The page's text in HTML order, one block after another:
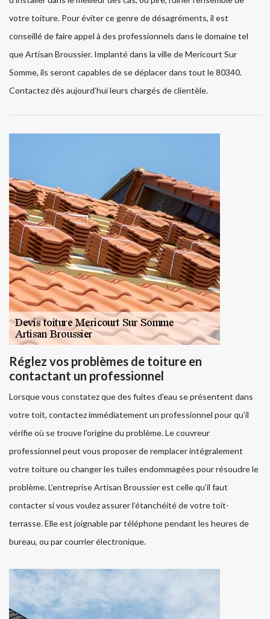
votre toiture. Pour éviter ce genre de désagréments, il est
conseillé de faire appel à des professionnels dans le domaine tel
que Artisan Broussier. Implanté dans la ville de Mericourt Sur
Somme, ils seront capables de se déplacer dans tout le 80340.
Contactez dès aujourd’hui leurs chargés de clientèle.
Réglez vos problèmes de toiture en
contactant un professionnel
Lorsque vous constatez que des fuites d’eau se présentent dans
votre toit, contactez immédiatement un professionnel pour qu’il
vérifie où se trouve l’origine du problème. Le couvreur
professionnel peut vous proposer de remplacer intégralement
votre toiture ou changer les tuiles endommagées pour résoudre le
problème. L’entreprise Artisan Broussier est celle qu’il faut
contacter si vous voulez assurer l’étanchéité de votre toit-
terrasse. Elle est joignable par téléphone pendant les heures de
bureau, ou par courrier électronique.